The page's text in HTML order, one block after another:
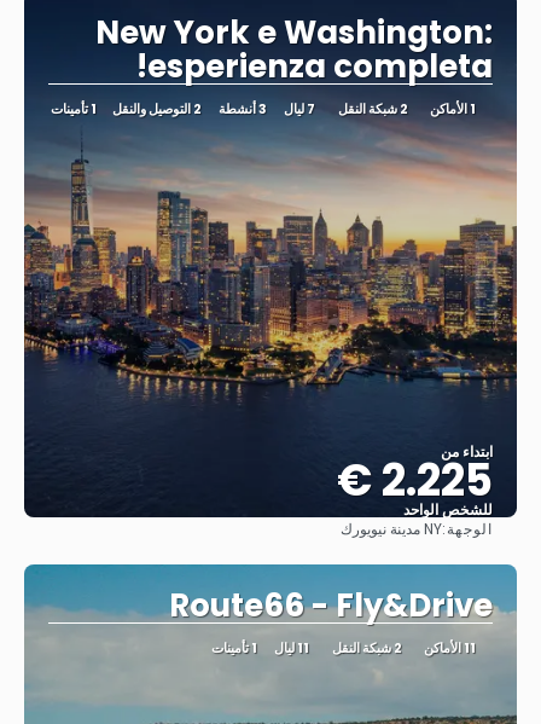
New York e Washington:
esperienza completa!
1 الأماكن 2 شبكة النقل 7 ليال 3 أنشطة 2 التوصيل والنقل 1 تأمينات
ابتداء من
2.225 €
للشخص الواحد
الوجهة:NY مدينة نيويورك
Route66 - Fly&Drive
11 الأماكن 2 شبكة النقل 11 ليال 1 تأمينات